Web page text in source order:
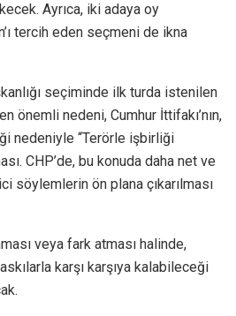
Ayrıca, iki adaya oy
tercih eden seçmeni de ikna
seçiminde ilk turda istenilen
önemli nedeni, Cumhur İttifakı’nın,
nedeniyle “Terörle işbirliği
CHP’de, bu konuda daha net ve
söylemlerin ön plana çıkarılması
veya fark atması halinde,
karşı karşıya kalabileceği